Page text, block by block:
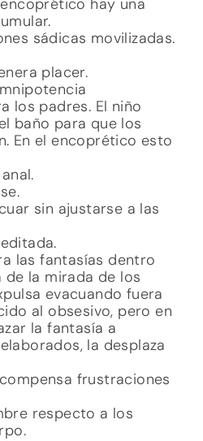
hay una
sádicas movilizadas.
placer.
los padres. El niño
baño para que los
En el encoprético esto
sin ajustarse a las
las fantasías dentro
de la mirada de los
evacuando fuera
al obsesivo, pero en
la fantasía a
la desplaza
frustraciones
respecto a los